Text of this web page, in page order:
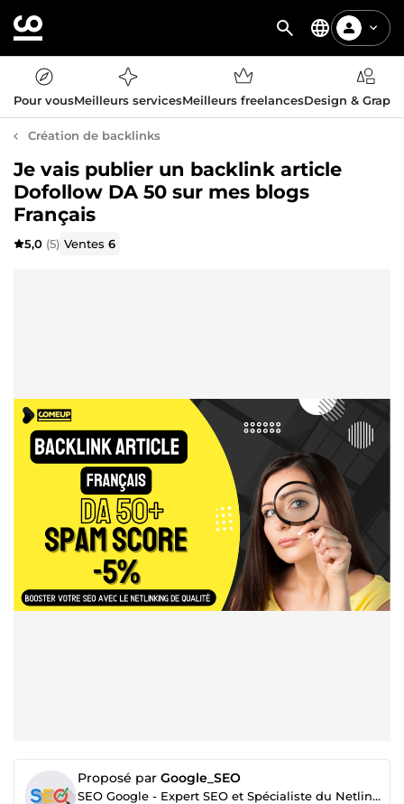
Pour vousMeilleurs servicesMeilleurs freelancesDesign &
Création de backlinks
Je vais publier un backlink article
Dofollow DA 50 sur mes blogs
Français
5,0 (5) Ventes6
Proposé par Google_SEO
SEO Google - Expert SEO et Spécialiste du Netlinking | Augmentez votre Visibilité en Ligne